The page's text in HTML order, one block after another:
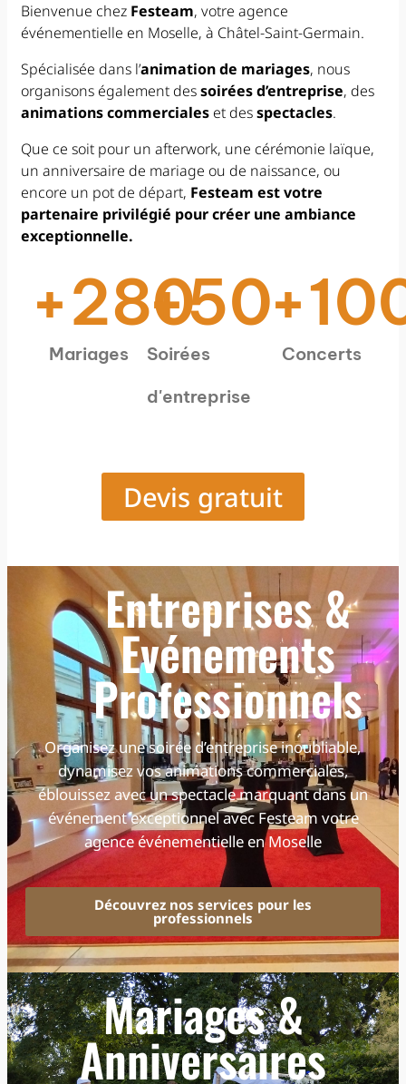
Bienvenue chez Festeam, votre agence
événementielle en Moselle, à Châtel-Saint-Germain.
Spécialisée dans l’animation de mariages, nous
organisons également dessoirées d’entreprise, des
animations commerciales et desspectacles.
Que ce soit pour un afterwork, une cérémonie laïque,
un anniversaire de mariage ou de naissance, ou
encore un pot de départ, Festeam est votre
partenaire privilégié pour créer une ambiance
exceptionnelle.
Mariages
+280
Soirées
d'entreprise
+50
Concerts
+
Devis gratuit
Entreprises &
Evénements
Professionnels
Organisez une soirée d’entreprise inoubliable,
dynamisez vos animations commerciales,
éblouissez avec un spectacle marquant dans un
événement exceptionnel avec Festeam votre
agence événementielle en Moselle
Découvrez nos services pour les
professionnels
Mariages &
Anniversaires